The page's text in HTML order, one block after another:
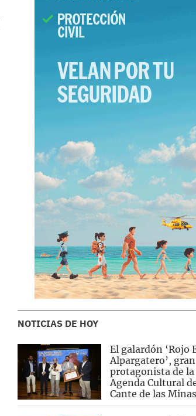
NOTICIAS DE HOY
El galardón ‘Rojo
Alpargatero’, gran
protagonista de la
Agenda Cultural
Cante de las Minas